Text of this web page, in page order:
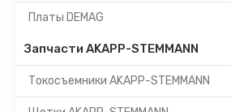
Платы DEMAG
Запчасти AKAPP-STEMMANN
Токосъемники AKAPP-STEMMANN